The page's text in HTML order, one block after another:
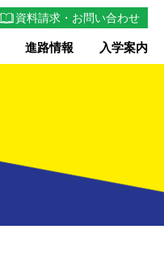
進路情報 入学案内
資料請求・お問い合わせ